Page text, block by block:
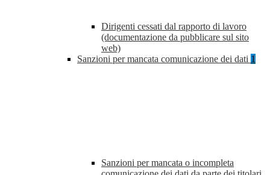
Dirigenti cessati dal rapporto di lavoro
(documentazione da pubblicare sul sito
web)
Sanzioni per mancata comunicazione dei dati 1
Sanzioni per mancata o incompleta